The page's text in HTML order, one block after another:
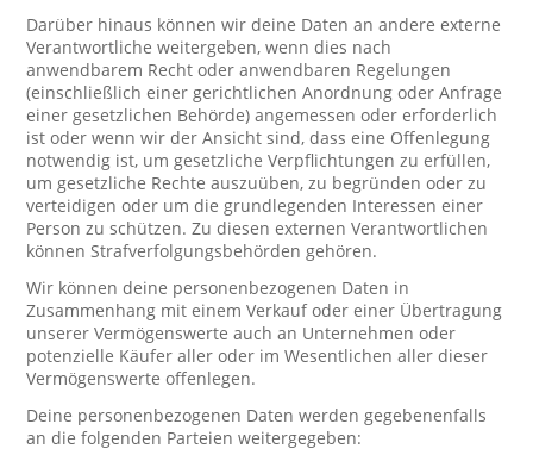
Darüber hinaus können wir deine Daten an andere externe
Verantwortliche weitergeben, wenn dies nach
anwendbarem Recht oder anwendbaren Regelungen
(einschließlich einer gerichtlichen Anordnung oder Anfrage
einer gesetzlichen Behörde) angemessen oder erforderlich
ist oder wenn wir der Ansicht sind, dass eine Offenlegung
notwendig ist, um gesetzliche Verpflichtungen zu erfüllen,
um gesetzliche Rechte auszuüben, zu begründen oder zu
verteidigen oder um die grundlegenden Interessen einer
Person zu schützen. Zu diesen externen Verantwortlichen
können Strafverfolgungsbehörden gehören.
Wir können deine personenbezogenen Daten in
Zusammenhang mit einem Verkauf oder einer Übertragung
unserer Vermögenswerte auch an Unternehmen oder
potenzielle Käufer aller oder im Wesentlichen aller dieser
Vermögenswerte offenlegen.
Deine personenbezogenen Daten werden gegebenenfalls
an die folgenden Parteien weitergegeben: